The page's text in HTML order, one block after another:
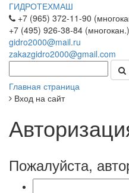
ГИДРОТЕХМАШ
+7 (965) 372-11-90
+7 (495) 926-38-84 (многокан.)
gidro2000@mail.ru
zakazgidro2000@gmail.com
Главная страница
Вход на сайт
Пожалуйста,